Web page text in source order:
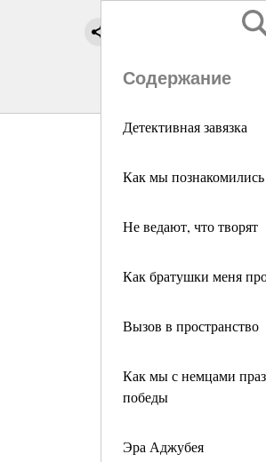
Содержание
Детективная завязка
Как мы
Не ведают, что творят
Как братушки меня
Вызов в пространство
Как мы с немцами
победы
Эра Аджубея